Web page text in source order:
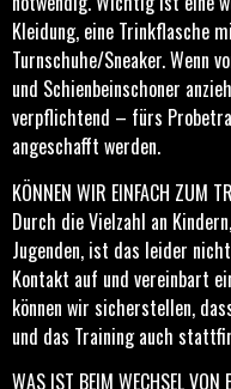
Kleidung, eine Trinkflasche
Turnschuhe/Sneaker. Wenn
und Schienbeinschoner
verpflichtend – fürs
angeschafft werden.
KÖNNEN WIR EINFACH ZUM
Durch die Vielzahl an
Jugenden, ist das leider
Kontakt auf und vereinbart
können wir sicherstellen,
und das Training auch
WAS IST BEIM WECHSEL VON